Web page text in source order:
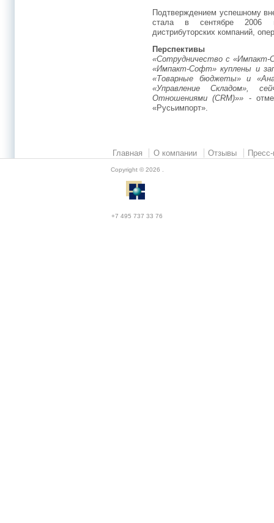
Подтверждением успешному
стала в сентябре 2006
дистрибуторских компаний,
Перспективы
«Сотрудничество с
«Импакт-Софт» куплены и
«Товарные бюджеты» и
«Управление Складом»,
Отношениями (CRM)»» -
«Русьимпорт».
Главная О компании Отзывы
Copyright © 2026 .
+7 495 737 33 76